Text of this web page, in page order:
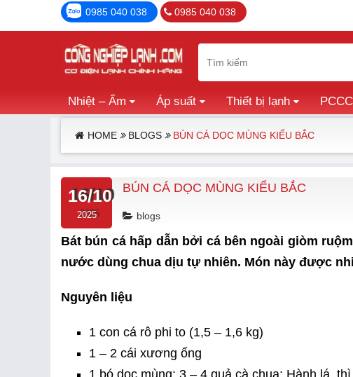
0985 040 038 0985 040 038
Nhiệt – Ẩm Áp suất Thiết bị lạnh PCCC
HOME BLOGS BÚN CÁ DỌC MÙNG KIỂU BẮC
16/10
2025
BÚN CÁ DỌC MÙNG KIỂU BẮC
blogs
Bát bún cá hấp dẫn bởi cá bên ngoài giòm
nước dùng chua dịu tự nhiên. Món này được
Nguyên liệu
1 con cá rô phi to (1,5 – 1,6 kg)
1 – 2 cái xương ống